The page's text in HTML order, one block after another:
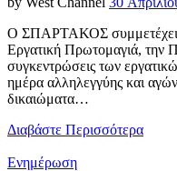
Ο ΣΠΑΡΤΑΚΟΣ συμμετέχει
Εργατική Πρωτομαγιά, την
συγκεντρώσεις των
ημέρα αλληλεγγύης και
δικαιώματα…
Διαβάστε Περισσότερα
Categories
Ενημέρωση